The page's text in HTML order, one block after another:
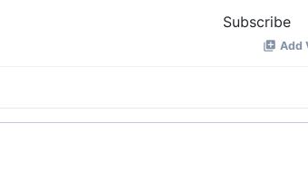
Subscribe